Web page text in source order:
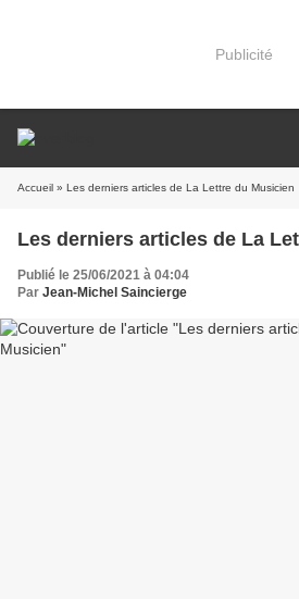
Publicité
Accueil » Les derniers articles de La Lettre du Musicien
Les derniers articles de La
Publié le 25/06/2021 à 04:04
Par Jean-Michel Saincierge